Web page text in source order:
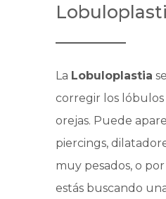
La Lobuloplastia
corregir los lóbulos
orejas. Puede
piercings,
muy pesados, o
estás buscando